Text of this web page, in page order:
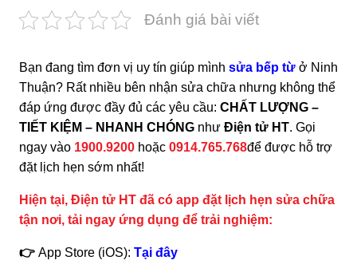
Đánh giá bài viết
Bạn đang tìm đơn vị uy tín giúp mình sửa bếp từ ở Ninh
Thuận? Rất nhiều bên nhận sửa chữa nhưng không thể
đáp ứng được đầy đủ các yêu cầu: CHẤT LƯỢNG –
TIẾT KIỆM – NHANH CHÓNG như Điện tử HT. Gọi
ngay vào 1900.9200 hoặc 0914.765.768để được hỗ trợ
đặt lịch hẹn sớm nhất!
Hiện tại, Điện tử HT đã có app đặt lịch hẹn sửa chữa
tận nơi, tải ngay ứng dụng để trải nghiệm:
👉 App Store (iOS): Tại đây